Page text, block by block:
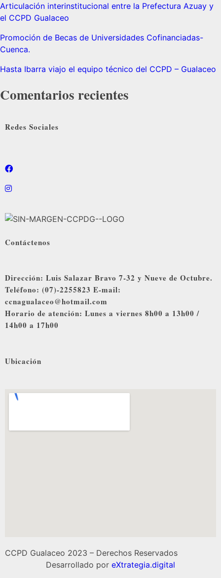
Articulación interinstitucional entre la Prefectura Azuay y
el CCPD Gualaceo
Promoción de Becas de Universidades Cofinanciadas-
Cuenca.
Hasta Ibarra viajo el equipo técnico del CCPD – Gualaceo
Comentarios recientes
Redes Sociales
Contáctenos
Dirección: Luis Salazar Bravo 7-32 y Nueve de Octubre.
Teléfono: (07)-2255823 E-mail:
ccnagualaceo@hotmail.com
Horario de atención: Lunes a viernes 8h00 a 13h00 /
14h00 a 17h00
Ubicación
CCPD Gualaceo 2023 – Derechos Reservados
Desarrollado por eXtrategia.digital